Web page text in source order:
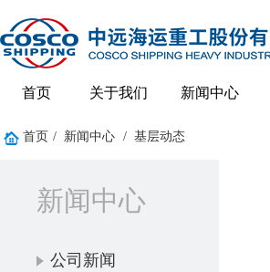
首页 关于我们 新闻中心
首页 / 新闻中心 / 基层动态
新闻中心
公司新闻